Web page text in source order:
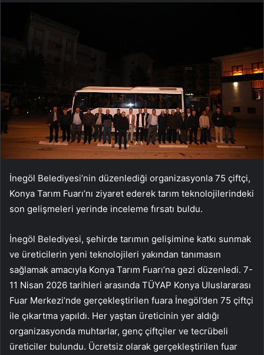
İnegöl Belediyesi’nin düzenlediği organizasyonla 75 çiftçi,
Konya Tarım Fuarı’nı ziyaret ederek tarım teknolojilerindeki
son gelişmeleri yerinde inceleme fırsatı buldu.
İnegöl Belediyesi, şehirde tarımın gelişimine katkı sunmak
ve üreticilerin yeni teknolojileri yakından tanımasın
sağlamak amacıyla Konya Tarım Fuarı’na gezi düzenledi. 7-
11 Nisan 2026 tarihleri arasında TÜYAP Konya Uluslararası
Fuar Merkezi’nde gerçekleştirilen fuara İnegöl’den 75 çiftçi
ile çıkartma yapıldı. Her yaştan üreticinin yer aldığı
organizasyonda muhtarlar, genç çiftçiler ve tecrübeli
üreticiler bulundu. Ücretsiz olarak gerçekleştirilen fuar